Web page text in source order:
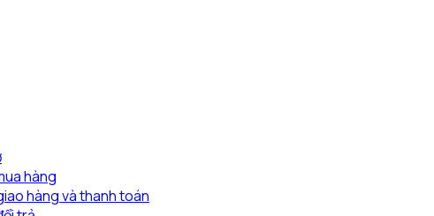
hàng
hàng và thanh toán